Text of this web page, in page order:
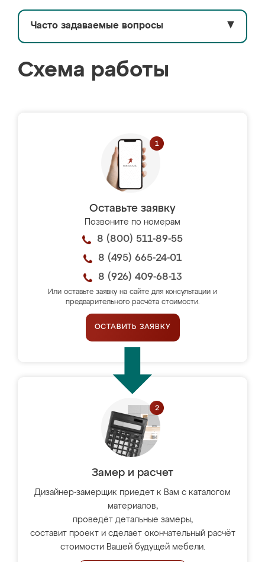
Часто задаваемые вопросы ▼
Схема работы
Оставьте заявку
Позвоните по номерам
8 (800) 511-89-55
8 (495) 665-24-01
8 (926) 409-68-13
Или оставьте заявку на сайте для консультации и
предварительного расчёта стоимости.
ОСТАВИТЬ ЗАЯВКУ
Замер и расчет
Дизайнер-замерщик приедет к Вам с каталогом
материалов,
проведёт детальные замеры,
составит проект и сделает окончательный расчёт
стоимости Вашей будущей мебели.